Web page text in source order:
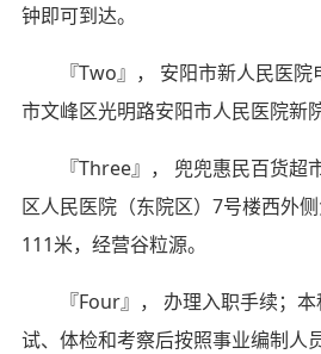
钟即可到达。
『Two』， 安阳市新人民医
市文峰区光明路安阳市人民医院新
『Three』， 兜兜惠民百货超
区人民医院（东院区）7号楼西外
111米，经营谷粒源。
『Four』， 办理入职手续；
试、体检和考察后按照事业编制人